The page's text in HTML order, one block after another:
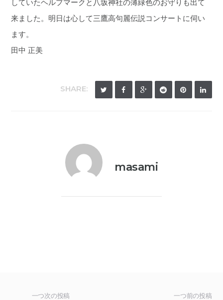
していたヘルプマークと八坂神社の薄緑色のお守りも出て
来ました。明日は心して三鷹高句麗伝説コンサートに伺い
ます。
田中 正美
SHARE:
masami
一つ前の投稿
一つ次の投稿